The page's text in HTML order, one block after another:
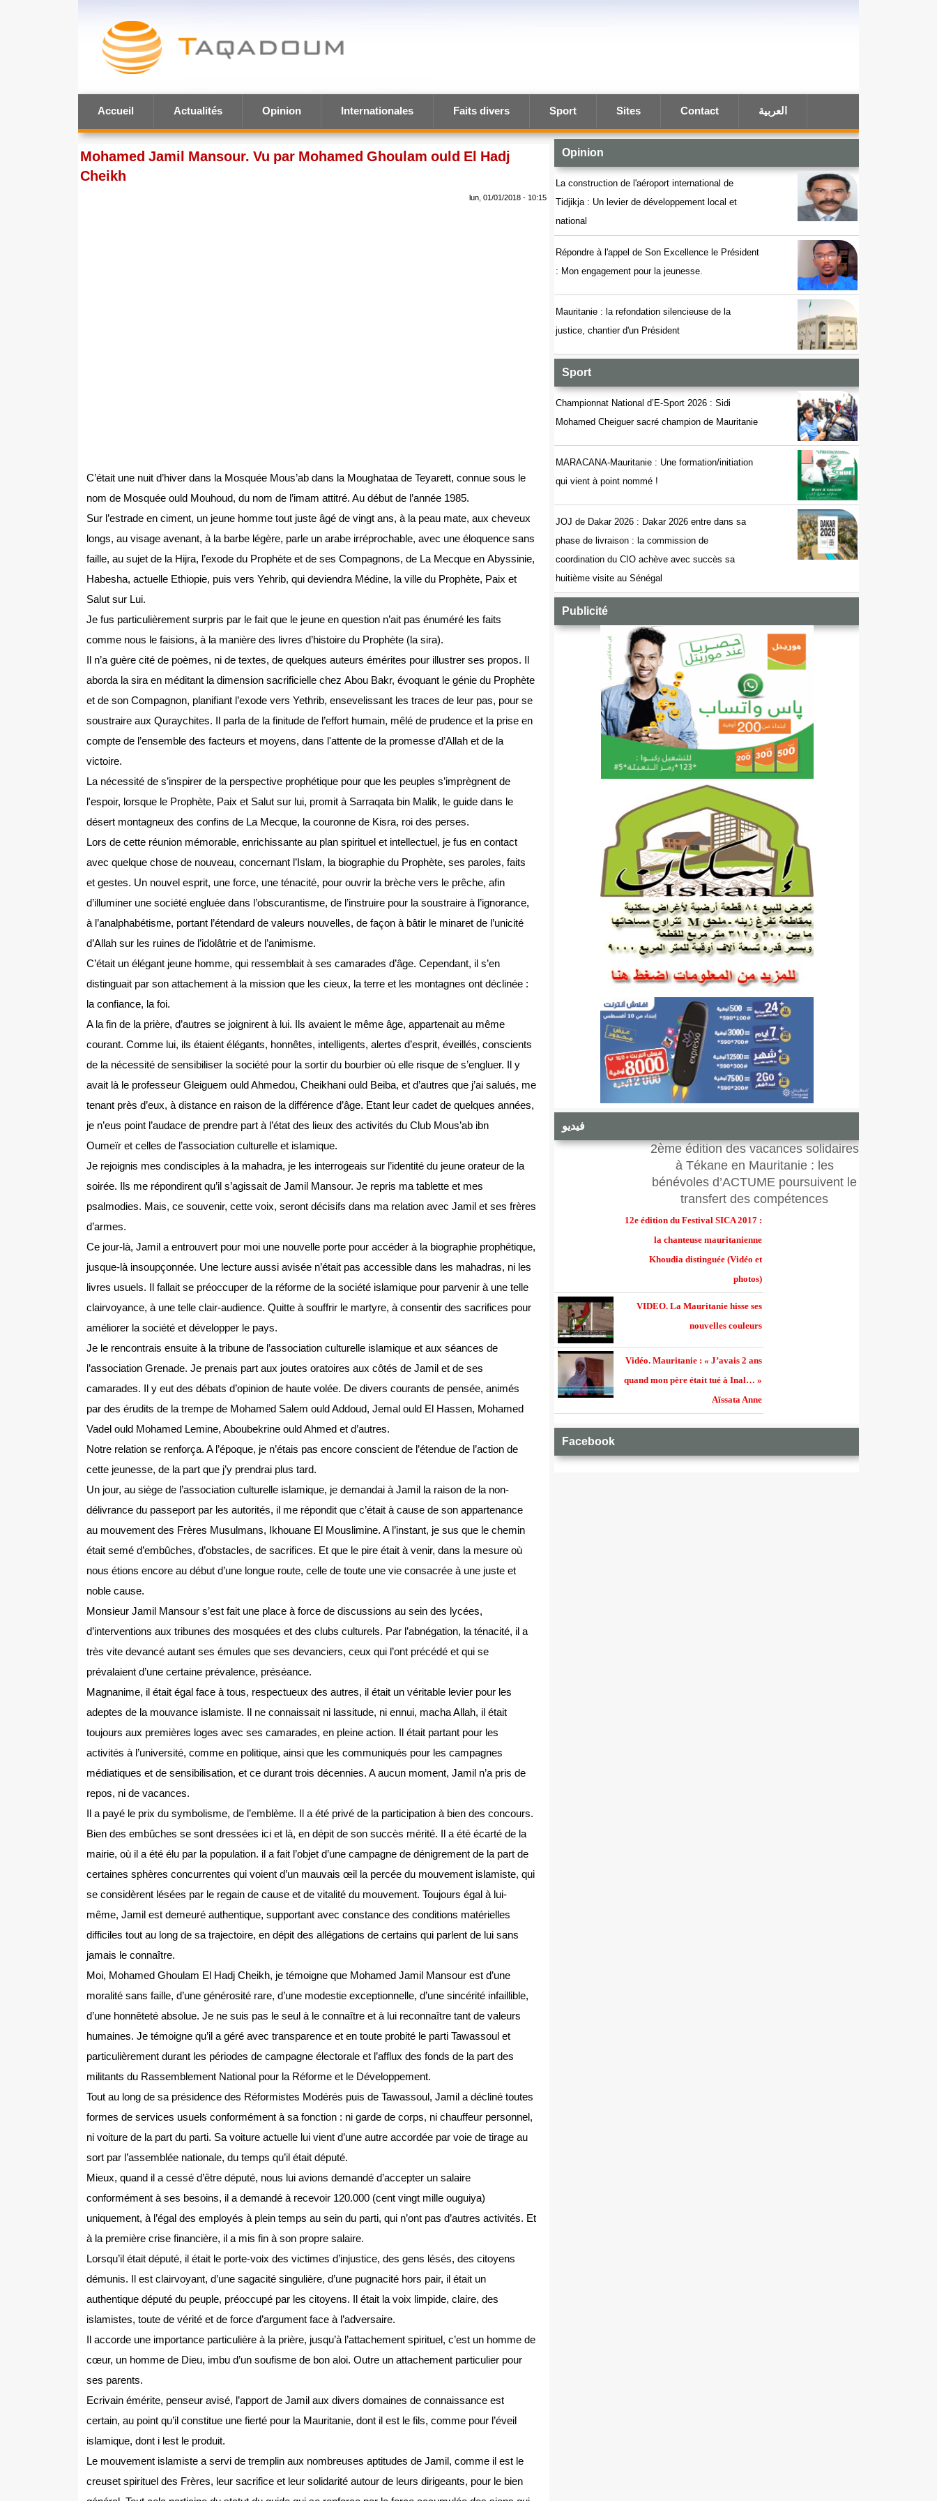
Accueil Actualités Opinion Internationales Faits divers Sport Sites Contact العربية
Opinion
La construction de l'aéroport international de
Tidjikja : Un levier de développement local et
national
Répondre à l'appel de Son Excellence le Président
: Mon engagement pour la jeunesse.
Mauritanie : la refondation silencieuse de la
justice, chantier d'un Président
Sport
Championnat National d’E-Sport 2026 : Sidi
Mohamed Cheiguer sacré champion de Mauritanie
MARACANA-Mauritanie : Une formation/initiation
qui vient à point nommé !
JOJ de Dakar 2026 : Dakar 2026 entre dans sa
phase de livraison : la commission de
coordination du CIO achève avec succès sa
huitième visite au Sénégal
Publicité
فيديو
2ème édition des vacances solidaires
à Tékane en Mauritanie : les
bénévoles d’ACTUME poursuivent le
transfert des compétences
12e édition du Festival SICA 2017 :
la chanteuse mauritanienne
Khoudia distinguée (Vidéo et
photos)
VIDEO. La Mauritanie hisse ses
nouvelles couleurs
Vidéo. Mauritanie : « J’avais 2 ans
quand mon père était tué à Inal… »
Aïssata Anne
Facebook
Mohamed Jamil Mansour. Vu par Mohamed Ghoulam ould El Hadj
Cheikh
lun, 01/01/2018 - 10:15
C’était une nuit d’hiver dans la Mosquée Mous’ab dans la Moughataa de Teyarett, connue sous le
nom de Mosquée ould Mouhoud, du nom de l’imam attitré. Au début de l’année 1985.
Sur l’estrade en ciment, un jeune homme tout juste âgé de vingt ans, à la peau mate, aux cheveux
longs, au visage avenant, à la barbe légère, parle un arabe irréprochable, avec une éloquence sans
faille, au sujet de la Hijra, l’exode du Prophète et de ses Compagnons, de La Mecque en Abyssinie,
Habesha, actuelle Ethiopie, puis vers Yehrib, qui deviendra Médine, la ville du Prophète, Paix et
Salut sur Lui.
Je fus particulièrement surpris par le fait que le jeune en question n’ait pas énuméré les faits
comme nous le faisions, à la manière des livres d’histoire du Prophète (la sira).
Il n’a guère cité de poèmes, ni de textes, de quelques auteurs émérites pour illustrer ses propos. Il
aborda la sira en méditant la dimension sacrificielle chez Abou Bakr, évoquant le génie du Prophète
et de son Compagnon, planifiant l’exode vers Yethrib, ensevelissant les traces de leur pas, pour se
soustraire aux Quraychites. Il parla de la finitude de l’effort humain, mêlé de prudence et la prise en
compte de l’ensemble des facteurs et moyens, dans l'attente de la promesse d’Allah et de la
victoire.
La nécessité de s’inspirer de la perspective prophétique pour que les peuples s’imprègnent de
l'espoir, lorsque le Prophète, Paix et Salut sur lui, promit à Sarraqata bin Malik, le guide dans le
désert montagneux des confins de La Mecque, la couronne de Kisra, roi des perses.
Lors de cette réunion mémorable, enrichissante au plan spirituel et intellectuel, je fus en contact
avec quelque chose de nouveau, concernant l’Islam, la biographie du Prophète, ses paroles, faits
et gestes. Un nouvel esprit, une force, une ténacité, pour ouvrir la brèche vers le prêche, afin
d’illuminer une société engluée dans l’obscurantisme, de l’instruire pour la soustraire à l’ignorance,
à l’analphabétisme, portant l’étendard de valeurs nouvelles, de façon à bâtir le minaret de l’unicité
d’Allah sur les ruines de l’idolâtrie et de l’animisme.
C’était un élégant jeune homme, qui ressemblait à ses camarades d’âge. Cependant, il s’en
distinguait par son attachement à la mission que les cieux, la terre et les montagnes ont déclinée :
la confiance, la foi.
A la fin de la prière, d’autres se joignirent à lui. Ils avaient le même âge, appartenait au même
courant. Comme lui, ils étaient élégants, honnêtes, intelligents, alertes d’esprit, éveillés, conscients
de la nécessité de sensibiliser la société pour la sortir du bourbier où elle risque de s’engluer. Il y
avait là le professeur Gleiguem ould Ahmedou, Cheikhani ould Beiba, et d’autres que j’ai salués, me
tenant près d’eux, à distance en raison de la différence d’âge. Etant leur cadet de quelques années,
je n’eus point l’audace de prendre part à l’état des lieux des activités du Club Mous’ab ibn
Oumeïr et celles de l’association culturelle et islamique.
Je rejoignis mes condisciples à la mahadra, je les interrogeais sur l’identité du jeune orateur de la
soirée. Ils me répondirent qu’il s’agissait de Jamil Mansour. Je repris ma tablette et mes
psalmodies. Mais, ce souvenir, cette voix, seront décisifs dans ma relation avec Jamil et ses frères
d’armes.
Ce jour-là, Jamil a entrouvert pour moi une nouvelle porte pour accéder à la biographie prophétique,
jusque-là insoupçonnée. Une lecture aussi avisée n’était pas accessible dans les mahadras, ni les
livres usuels. Il fallait se préoccuper de la réforme de la société islamique pour parvenir à une telle
clairvoyance, à une telle clair-audience. Quitte à souffrir le martyre, à consentir des sacrifices pour
améliorer la société et développer le pays.
Je le rencontrais ensuite à la tribune de l’association culturelle islamique et aux séances de
l’association Grenade. Je prenais part aux joutes oratoires aux côtés de Jamil et de ses
camarades. Il y eut des débats d’opinion de haute volée. De divers courants de pensée, animés
par des érudits de la trempe de Mohamed Salem ould Addoud, Jemal ould El Hassen, Mohamed
Vadel ould Mohamed Lemine, Aboubekrine ould Ahmed et d’autres.
Notre relation se renforça. A l’époque, je n’étais pas encore conscient de l’étendue de l’action de
cette jeunesse, de la part que j’y prendrai plus tard.
Un jour, au siège de l’association culturelle islamique, je demandai à Jamil la raison de la non-
délivrance du passeport par les autorités, il me répondit que c’était à cause de son appartenance
au mouvement des Frères Musulmans, Ikhouane El Mouslimine. A l’instant, je sus que le chemin
était semé d’embûches, d’obstacles, de sacrifices. Et que le pire était à venir, dans la mesure où
nous étions encore au début d’une longue route, celle de toute une vie consacrée à une juste et
noble cause.
Monsieur Jamil Mansour s’est fait une place à force de discussions au sein des lycées,
d’interventions aux tribunes des mosquées et des clubs culturels. Par l’abnégation, la ténacité, il a
très vite devancé autant ses émules que ses devanciers, ceux qui l’ont précédé et qui se
prévalaient d’une certaine prévalence, préséance.
Magnanime, il était égal face à tous, respectueux des autres, il était un véritable levier pour les
adeptes de la mouvance islamiste. Il ne connaissait ni lassitude, ni ennui, macha Allah, il était
toujours aux premières loges avec ses camarades, en pleine action. Il était partant pour les
activités à l’université, comme en politique, ainsi que les communiqués pour les campagnes
médiatiques et de sensibilisation, et ce durant trois décennies. A aucun moment, Jamil n’a pris de
repos, ni de vacances.
Il a payé le prix du symbolisme, de l’emblème. Il a été privé de la participation à bien des concours.
Bien des embûches se sont dressées ici et là, en dépit de son succès mérité. Il a été écarté de la
mairie, où il a été élu par la population. il a fait l’objet d’une campagne de dénigrement de la part de
certaines sphères concurrentes qui voient d’un mauvais œil la percée du mouvement islamiste, qui
se considèrent lésées par le regain de cause et de vitalité du mouvement. Toujours égal à lui-
même, Jamil est demeuré authentique, supportant avec constance des conditions matérielles
difficiles tout au long de sa trajectoire, en dépit des allégations de certains qui parlent de lui sans
jamais le connaître.
Moi, Mohamed Ghoulam El Hadj Cheikh, je témoigne que Mohamed Jamil Mansour est d’une
moralité sans faille, d’une générosité rare, d’une modestie exceptionnelle, d’une sincérité infaillible,
d’une honnêteté absolue. Je ne suis pas le seul à le connaître et à lui reconnaître tant de valeurs
humaines. Je témoigne qu’il a géré avec transparence et en toute probité le parti Tawassoul et
particulièrement durant les périodes de campagne électorale et l’afflux des fonds de la part des
militants du Rassemblement National pour la Réforme et le Développement.
Tout au long de sa présidence des Réformistes Modérés puis de Tawassoul, Jamil a décliné toutes
formes de services usuels conformément à sa fonction : ni garde de corps, ni chauffeur personnel,
ni voiture de la part du parti. Sa voiture actuelle lui vient d’une autre accordée par voie de tirage au
sort par l’assemblée nationale, du temps qu’il était député.
Mieux, quand il a cessé d’être député, nous lui avions demandé d’accepter un salaire
conformément à ses besoins, il a demandé à recevoir 120.000 (cent vingt mille ouguiya)
uniquement, à l’égal des employés à plein temps au sein du parti, qui n’ont pas d’autres activités. Et
à la première crise financière, il a mis fin à son propre salaire.
Lorsqu’il était député, il était le porte-voix des victimes d’injustice, des gens lésés, des citoyens
démunis. Il est clairvoyant, d’une sagacité singulière, d’une pugnacité hors pair, il était un
authentique député du peuple, préoccupé par les citoyens. Il était la voix limpide, claire, des
islamistes, toute de vérité et de force d’argument face à l’adversaire.
Il accorde une importance particulière à la prière, jusqu’à l’attachement spirituel, c’est un homme de
cœur, un homme de Dieu, imbu d’un soufisme de bon aloi. Outre un attachement particulier pour
ses parents.
Ecrivain émérite, penseur avisé, l’apport de Jamil aux divers domaines de connaissance est
certain, au point qu’il constitue une fierté pour la Mauritanie, dont il est le fils, comme pour l’éveil
islamique, dont i lest le produit.
Le mouvement islamiste a servi de tremplin aux nombreuses aptitudes de Jamil, comme il est le
creuset spirituel des Frères, leur sacrifice et leur solidarité autour de leurs dirigeants, pour le bien